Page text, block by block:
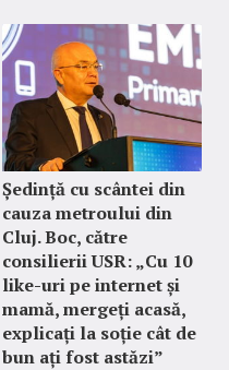
Ședință cu scântei din
cauza metroului din
Cluj. Boc, către
consilierii USR: „Cu 10
like-uri pe internet și
mamă, mergeți acasă,
explicați la soție cât de
bun ați fost astăzi”